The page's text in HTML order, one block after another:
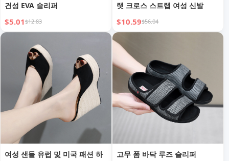
건성 EVA 슬리퍼
$5.01$12.83
랫 크로스 스트랩 여성 신발
$10.59$56.04
여성 샌들 유럽 및 미국 패션 하
고무 폼 바닥 루즈 슬리퍼